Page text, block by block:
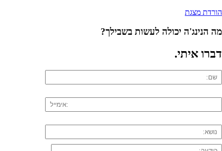
הורדת מצגת
מה הנינג'ה יכולה לעשות בשבילך?
דברו איתי.